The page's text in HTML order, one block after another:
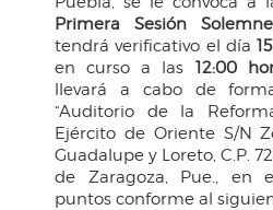
Primera Sesión
tendrá verificativo el día
en curso a las 12:00
llevará a cabo de
“Auditorio de la
Ejército de Oriente S/N
Guadalupe y Loreto, C.P.
de Zaragoza, Pue., en
puntos conforme al